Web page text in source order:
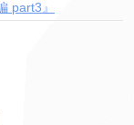
part3』